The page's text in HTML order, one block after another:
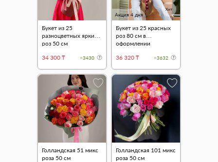
Букет из 25
разноцветных ярких
роз 50 см
34 300 ₸
+3430
Акция 4 дня
Хит
Букет из 25 красных
роз 80 см в
оформлении
36 320 ₸
+3632
Голландская 51 микс
роза 50 см
Голландская 101 микс
роза 50 см